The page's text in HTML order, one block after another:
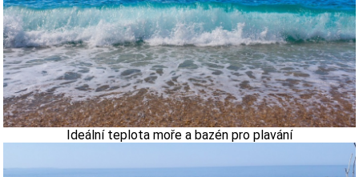
Ideální teplota moře a bazén pro plavání